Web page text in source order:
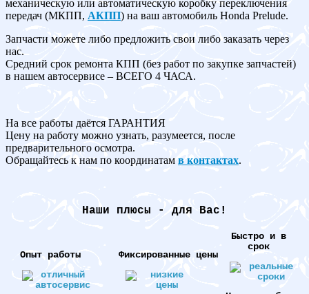
механическую или автоматическую коробку переключения
передач (МКПП, АКПП) на ваш автомобиль Honda Prelude.
Запчасти можете либо предложить свои либо заказать через
нас.
Средний срок ремонта КПП (без работ по закупке запчастей)
в нашем автосервисе – ВСЕГО 4 ЧАСА.
На все работы даётся ГАРАНТИЯ
Цену на работу можно узнать, разумеется, после
предварительного осмотра.
Обращайтесь к нам по координатам в контактах.
Наши плюсы - для Вас!
Опыт работы Фиксированные цены
Быстро и в
срок